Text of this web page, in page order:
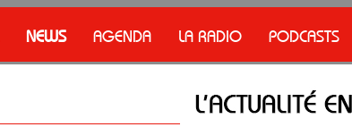
NEWS AGENDA LA RADIO PODCASTS